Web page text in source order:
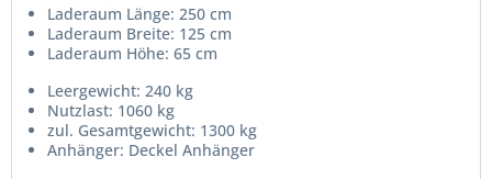
Laderaum Länge: 250 cm
Laderaum Breite: 125 cm
Laderaum Höhe: 65 cm
Leergewicht: 240 kg
Nutzlast: 1060 kg
zul. Gesamtgewicht: 1300 kg
Anhänger: Deckel Anhänger